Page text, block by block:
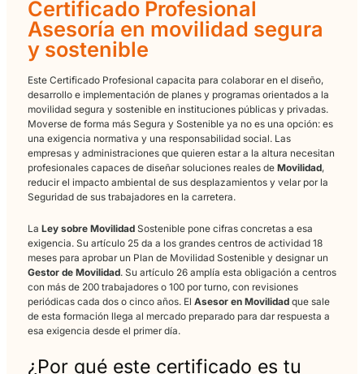
que sabe aplicarla, comunicarla y convertirla en planes de
para organizaciones reales. El perfil, en definitiva, del Gestor de
que la ley ya está exigiendo.
Familia Profesional:Servicios Socioculturales y a la Comunidad.
Clasificación Internacional Normalizada de la Educación (CINE):
Referencia en el Marco Español de Cualificaciones para el
Permanente (MECAP):5B.
Competencia general del
Grado C SSC_C_014_5
Certificado Profesional
Asesoría en movilidad
y sostenible